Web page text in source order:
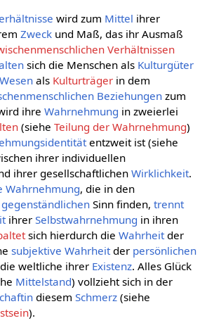
wird zum Mittel ihrer
Zweckund Maß, das ihr Ausmaß
Verhältnissen
sich die Menschen als Kulturgüter
Wesenals Kulturträgerin dem
Beziehungenzum
ihre Wahrnehmung in zweierlei
(siehe Teilung der Wahrnehmung)
entzweit ist (siehe
ihrer individuellen
ihrer gesellschaftlichen Wirklichkeit.
Wahrnehmung, die in den
gegenständlichenSinn finden, trennt
ihrer Selbstwahrnehmung in ihren
sich hierdurch die Wahrheitder
subjektive Wahrheitder persönlichen
weltliche ihrer Existenz. Alles Glück
Mittelstand) vollzieht sich in der
diesem Schmerz(siehe
).